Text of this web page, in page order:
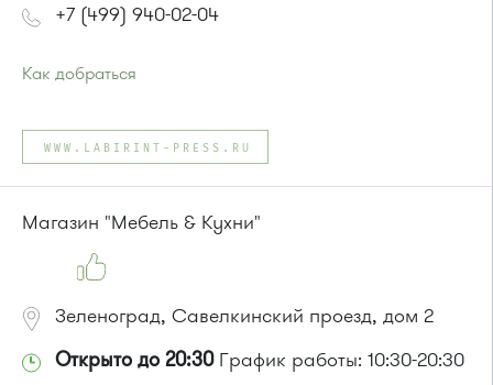
+7 (499) 940-02-04
Как добраться
Автобусы № 1, 2.
Маршрутка № 419м, 720м, 903
или до остановки"Дворец культуры":
Маршрутка № 419м, 476м, 720м, 903
WWW.LABIRINT-PRESS.RU
Магазин "Мебель & Кухни"
Зеленоград, Савелкинский проезд, дом 2
Открыто до 20:30График работы: 10:30-20:30